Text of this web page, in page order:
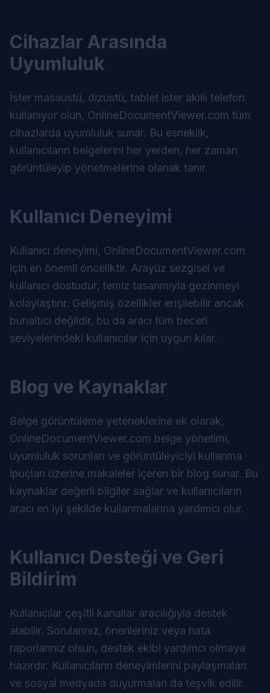
Cihazlar Arasında
Uyumluluk
İster masaüstü, dizüstü, tablet ister akıllı telefon
kullanıyor olun, OnlineDocumentViewer.com tüm
cihazlarda uyumluluk sunar. Bu esneklik,
kullanıcıların belgelerini her yerden, her zaman
görüntüleyip yönetmelerine olanak tanır.
Kullanıcı Deneyimi
Kullanıcı deneyimi, OnlineDocumentViewer.com
için en önemli önceliktir. Arayüz sezgisel ve
kullanıcı dostudur, temiz tasarımıyla gezinmeyi
kolaylaştırır. Gelişmiş özellikler erişilebilir ancak
bunaltıcı değildir, bu da aracı tüm beceri
seviyelerindeki kullanıcılar için uygun kılar.
Blog ve Kaynaklar
Belge görüntüleme yeteneklerine ek olarak,
OnlineDocumentViewer.com belge yönetimi,
uyumluluk sorunları ve görüntüleyiciyi kullanma
ipuçları üzerine makaleler içeren bir blog sunar. Bu
kaynaklar değerli bilgiler sağlar ve kullanıcıların
aracı en iyi şekilde kullanmalarına yardımcı olur.
Kullanıcı Desteği ve Geri
Bildirim
Kullanıcılar çeşitli kanallar aracılığıyla destek
alabilir. Sorularınız, önerileriniz veya hata
raporlarınız olsun, destek ekibi yardımcı olmaya
hazırdır. Kullanıcıların deneyimlerini paylaşmaları
ve sosyal medyada duyurmaları da teşvik edilir.